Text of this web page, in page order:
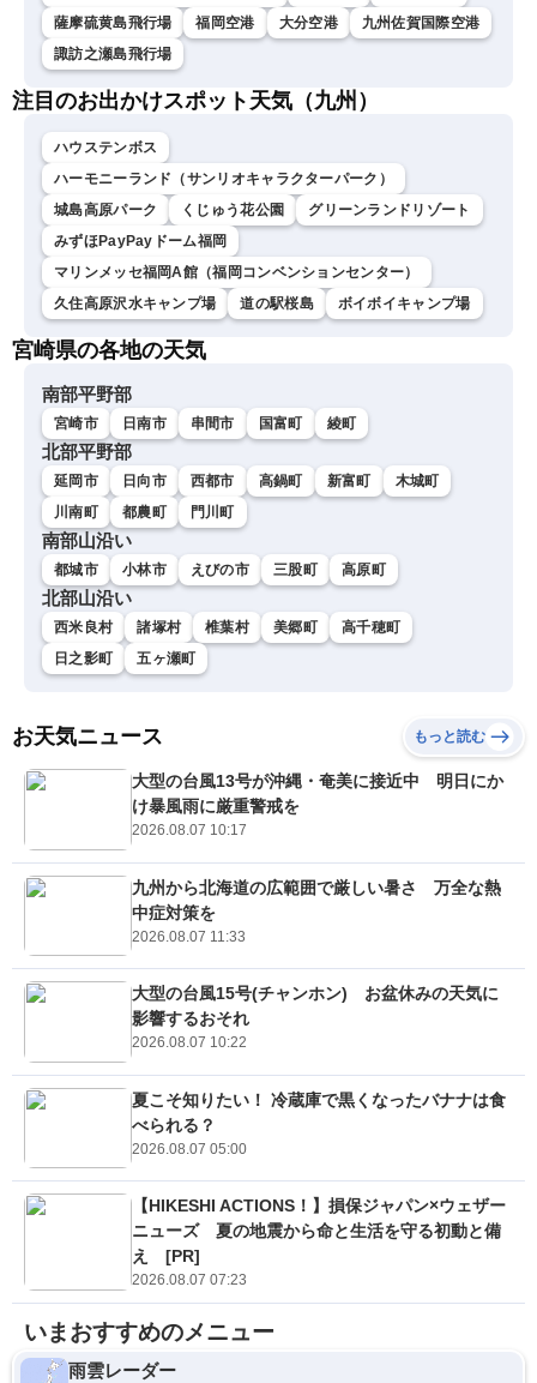
薩摩硫黄島飛行場
福岡空港 大分空港
九州佐賀国際空港
諏訪之瀬島飛行場
注目のお出かけスポット天気（九州）
ハウステンボス
ハーモニーランド（サンリオキャラクターパーク）
城島高原パーク
くじゅう花公園
グリーンランドリゾート
みずほPayPayドーム福岡
マリンメッセ福岡A館（福岡コンベンションセンター）
久住高原沢水キャンプ場
道の駅桜島 ボイボイキャンプ場
宮崎県の各地の天気
南部平野部
宮崎市 日南市 串間市 国富町 綾町
北部平野部
延岡市 日向市 西都市 高鍋町 新富町
木城町
川南町
都農町 門川町
南部山沿い
都城市 小林市 えびの市 三股町 高原町
北部山沿い
西米良村 諸塚村 椎葉村 美郷町
高千穂町
日之影町
五ヶ瀬町
お天気ニュース もっと読む
大型の台風13号が沖縄・奄美に接近中 明日にか
け暴風雨に厳重警戒を
2026.08.07 10:17
九州から北海道の広範囲で厳しい暑さ 万全な熱
中症対策を
2026.08.07 11:33
大型の台風15号(チャンホン) お盆休みの天気に
影響するおそれ
2026.08.07 10:22
夏こそ知りたい！ 冷蔵庫で黒くなったバナナは食
べられる？
2026.08.07 05:00
【HIKESHI ACTIONS！】損保ジャパン×ウェザー
ニューズ 夏の地震から命と生活を守る初動と備
え [PR]
2026.08.07 07:23
いまおすすめのメニュー
雨雲レーダー